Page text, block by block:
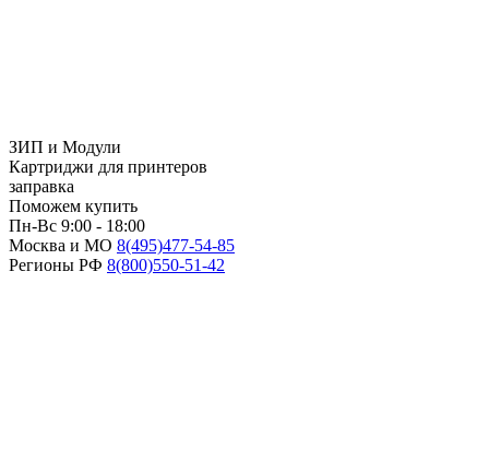
ЗИП и Модули
Картриджи для принтеров
заправка
Поможем купить
Пн-Вс 9:00 - 18:00
Москва и МО 8(495)477-54-85
Регионы РФ 8(800)550-51-42